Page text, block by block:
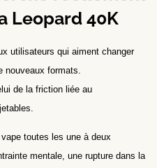
Leopard 40K
utilisateurs qui aiment changer
nouveaux formats.
de la friction liée au
toutes les une à deux
mentale, une rupture dans la